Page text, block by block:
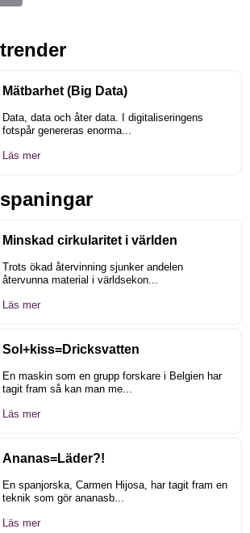
Mätbarhet (Big Data)
Data, data och åter data. I digitaliseringens
fotspår genereras enorma...
Läs mer
Minskad cirkularitet i världen
Trots ökad återvinning sjunker andelen
återvunna material i världsekon...
Läs mer
Sol+kiss=Dricksvatten
En maskin som en grupp forskare i Belgien har
tagit fram så kan man me...
Läs mer
Ananas=Läder?!
En spanjorska, Carmen Hijosa, har tagit fram en
teknik som gör ananasb...
Läs mer